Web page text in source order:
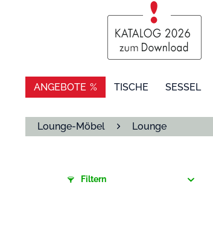
ANGEBOTE TISCHE SESSEL
Lounge-Möbel Lounge
Filtern